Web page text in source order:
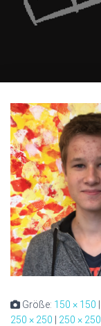
Größe: 150 × 150
250 × 250
250 × 250